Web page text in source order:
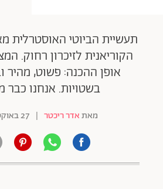
תעשיית הביוטי האוסטרלית
הקוריאנית לזיכרון רחוק.
אופן ההכנה: פשוט, מהיר
בשטויות. אנחנו כבר
מאתאדר ריכטר | 27 באוקטובר 2019